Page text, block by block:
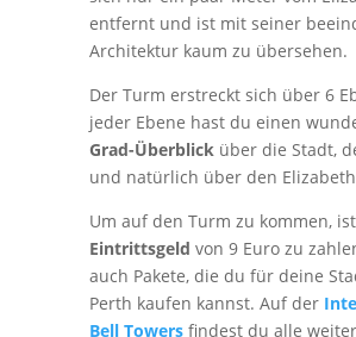
entfernt und ist mit seiner
Architektur kaum zu übersehen.
Der Turm erstreckt sich über 6
jeder Ebene hast du einen
Grad-Überblicküber die Stadt,
und natürlich über den
Um auf den Turm zu kommen,
Eintrittsgeld von 9 Euro zu
auch Pakete, die du für deine
Perth kaufen kannst. Auf der
Bell Towersfindest du alle